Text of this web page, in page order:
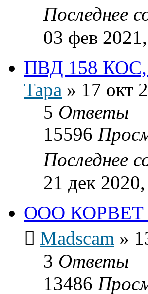
Последнее
03 фев
ПВД 158 КОС,
Тара » 17 окт
5 Ответы
15596
Последнее
21 дек
ООО КОРВЕТ
Madscam »
3 Ответы
13486